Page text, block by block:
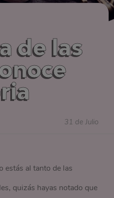
de las
31 de Julio
estás al tanto de las
quizás hayas notado que